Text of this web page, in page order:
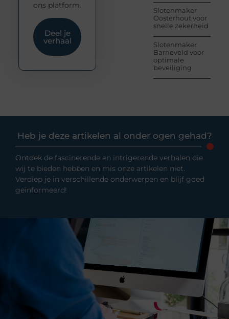
Slotenmaker
Oosterhout voor
snelle zekerheid
Slotenmaker
Barneveld voor
optimale
beveiliging
ons platform.
Deel je
verhaal
Heb je deze artikelen al onder ogen gehad?
Ontdek de fascinerende en intrigerende verhalen die
wij te bieden hebben en mis onze artikelen niet.
Verdiep je in verschillende onderwerpen en blijf goed
geïnformeerd!